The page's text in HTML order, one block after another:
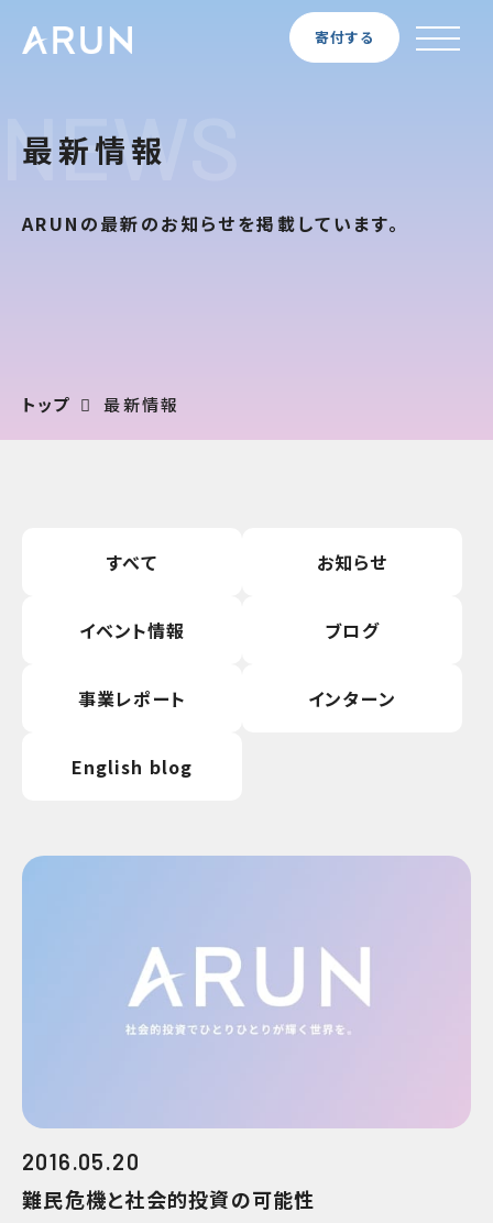
寄付する
NEWS
最新情報
ARUNの最新のお知らせを掲載しています。
トップ 最新情報
すべて お知らせ
イベント情報 ブログ
事業レポート インターン
English blog
2016.05.20
難民危機と社会的投資の可能性